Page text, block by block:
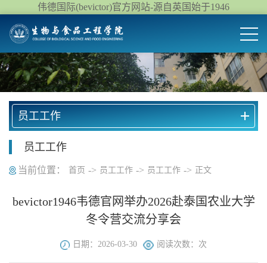
伟德国际(bevictor)官方网站-源自英国始于1946
员工工作
员工工作
当前位置： 首页 -> 员工工作 -> 员工工作 -> 正文
bevictor1946韦德官网举办2026赴泰国农业大学
冬令营交流分享会
日期：2026-03-30 阅读次数： 次